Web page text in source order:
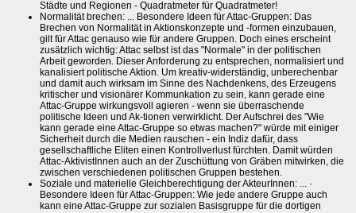
Städte und Regionen - Quadratmeter für Quadratmeter!
Normalität brechen: ... Besondere Ideen für Attac-Gruppen: Das
Brechen von Normalität in Aktionskonzepte und -formen einzubauen,
gilt für Attac genauso wie für andere Gruppen. Doch eines erscheint
zusätzlich wichtig: Attac selbst ist das "Normale" in der politischen
Arbeit geworden. Dieser Anforderung zu entsprechen, normalisiert und
kanalisiert politische Aktion. Um kreativ-widerständig, unberechenbar
und damit auch wirksam im Sinne des Nachdenkens, des Erzeugens
kritischer und visionärer Kommunkation zu sein, kann gerade eine
Attac-Gruppe wirkungsvoll agieren - wenn sie überraschende
politische Ideen und Ak-tionen verwirklicht. Der Aufschrei des "Wie
kann gerade eine Attac-Gruppe so etwas machen?" würde mit einiger
Sicherheit durch die Medien rauschen - ein Indiz dafür, dass
gesellschaftliche Eliten einen Kontrollverlust fürchten. Damit würden
Attac-AktivistInnen auch an der Zuschüttung von Gräben mitwirken, die
zwischen verschiedenen politischen Gruppen bestehen.
Soziale und materielle Gleichberechtigung der AkteurInnen: ... ·
Besondere Ideen für Attac-Gruppen: Wie jede andere Gruppe auch
kann eine Attac-Gruppe zur sozialen Basisgruppe für die dortigen